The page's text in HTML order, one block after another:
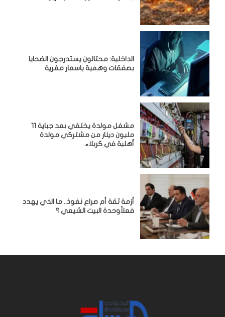
الداخلية: محتالون يستدرجون الضحايا
بصفقات وهمية باسعار مغرية
مشغل مولدة يختفي بعد جباية 11
مليون دينار من مشتركي مولدة
أهلية في كربلاء
أزمة ثقة أم صراع نفوذ.. ما الذي يهدد
فعلاًوحدة البيت الشيعي ؟